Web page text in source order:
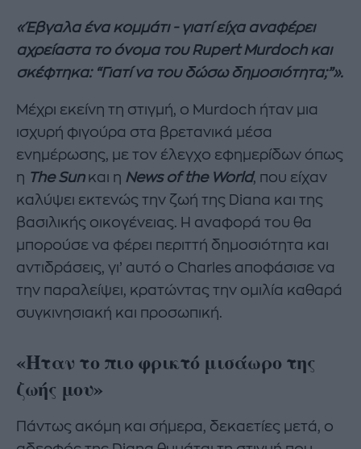
«Έβγαλα ένα κομμάτι - γιατί είχα αναφέρει
αχρείαστα το όνομα του Rupert Murdoch και
σκέφτηκα: “Γιατί να του δώσω δημοσιότητα;”».
Μέχρι εκείνη τη στιγμή, ο Murdoch ήταν μια
ισχυρή φιγούρα στα βρετανικά μέσα
ενημέρωσης, με τον έλεγχο εφημερίδων όπως
η The Sun και η News of the World, που είχαν
καλύψει εκτενώς την ζωή της Diana και της
βασιλικής οικογένειας. Η αναφορά του θα
μπορούσε να φέρει περιττή δημοσιότητα και
αντιδράσεις, γι’ αυτό ο Charles αποφάσισε να
την παραλείψει, κρατώντας την ομιλία καθαρά
συγκινησιακή και προσωπική.
«Ήταν το πιο φρικτό μισάωρο της
ζωής μου»
Πάντως ακόμη και σήμερα, δεκαετίες μετά, ο